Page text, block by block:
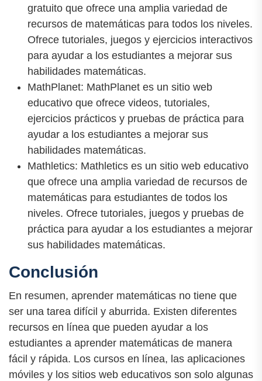
gratuito que ofrece una amplia variedad de
recursos de matemáticas para todos los niveles.
Ofrece tutoriales, juegos y ejercicios interactivos
para ayudar a los estudiantes a mejorar sus
habilidades matemáticas.
MathPlanet: MathPlanet es un sitio web
educativo que ofrece videos, tutoriales,
ejercicios prácticos y pruebas de práctica para
ayudar a los estudiantes a mejorar sus
habilidades matemáticas.
Mathletics: Mathletics es un sitio web educativo
que ofrece una amplia variedad de recursos de
matemáticas para estudiantes de todos los
niveles. Ofrece tutoriales, juegos y pruebas de
práctica para ayudar a los estudiantes a mejorar
sus habilidades matemáticas.
Conclusión
En resumen, aprender matemáticas no tiene que
ser una tarea difícil y aburrida. Existen diferentes
recursos en línea que pueden ayudar a los
estudiantes a aprender matemáticas de manera
fácil y rápida. Los cursos en línea, las aplicaciones
móviles y los sitios web educativos son solo algunas